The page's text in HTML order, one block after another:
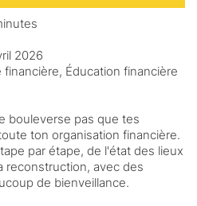
ts
gr
ts
M
2026
financière, Éducation financière
bouleverse pas que tes
ton organisation financière.
par étape, de l'état des lieux
reconstruction, avec des
de bienveillance.